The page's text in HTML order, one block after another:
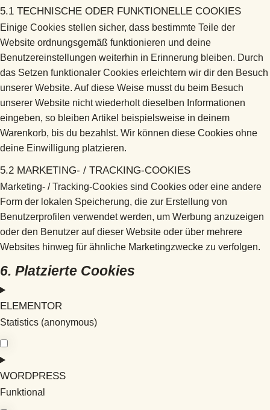
5.1 TECHNISCHE ODER FUNKTIONELLE COOKIES
Einige Cookies stellen sicher, dass bestimmte Teile der
Website ordnungsgemäß funktionieren und deine
Benutzereinstellungen weiterhin in Erinnerung bleiben. Durch
das Setzen funktionaler Cookies erleichtern wir dir den Besuch
unserer Website. Auf diese Weise musst du beim Besuch
unserer Website nicht wiederholt dieselben Informationen
eingeben, so bleiben Artikel beispielsweise in deinem
Warenkorb, bis du bezahlst. Wir können diese Cookies ohne
deine Einwilligung platzieren.
5.2 MARKETING- / TRACKING-COOKIES
Marketing- / Tracking-Cookies sind Cookies oder eine andere
Form der lokalen Speicherung, die zur Erstellung von
Benutzerprofilen verwendet werden, um Werbung anzuzeigen
oder den Benutzer auf dieser Website oder über mehrere
Websites hinweg für ähnliche Marketingzwecke zu verfolgen.
6. Platzierte Cookies
ELEMENTOR
Statistics (anonymous)
WORDPRESS
Funktional